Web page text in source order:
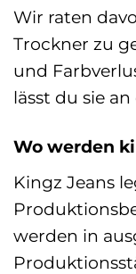
Wir raten
Trockner zu
und
lässt du sie
Wo werden
Kingz Jeans
werden in